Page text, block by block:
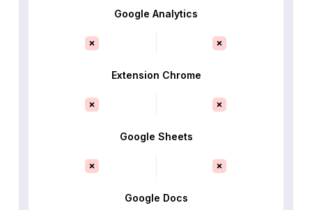
Google Analytics
Extension Chrome
Google Sheets
Google Docs